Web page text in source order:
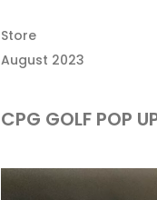
Store
August 2023
CPG GOLF POP